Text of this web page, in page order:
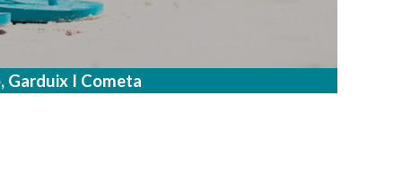
Garduix I Cometa